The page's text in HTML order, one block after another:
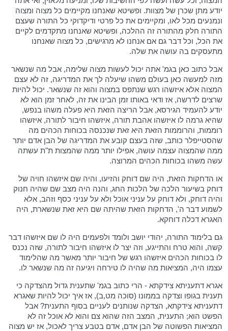
יודע מתן שכרן של מצוות. ופשיטא שאנחנו מקיימים כל מצוה ומצוה
ונמנעים מכל לאו, ומקיימים את כל פרטי ודיקדוקי כל התורה שעצם
התורה חלק מהתורה זה ההלכה, ופשיטא שאנחנו מתקדמים לקיים
את הכל, וכל דבר גם אם אנחנו לא מרגישים, כל מצוה שאנחנו
מתעסקים בה עושה את שלה.
אבל כתוב כאן בגמ' אתה יכול לעשות מצוה שלימה, אבל מה שנשאר
מזה למעשה כאן בעולם משהו שיעלה לך את המדריגה, זה לא עצם
המצוה אלא איזשהו רגש שנתפס במצוה והוא זה שנשאר. יכול להיות
שרצים לדרשה, אז ודאי באותו זמן הבינו את זה, לאחר זמן הוא לא
יודע להעמיד הגירסא, אבל הריצה הזאת היא פעלה משהו בנפש,
שהיא גרמה לו איזשהו אהבת תורה, איזשהו חיבור לתורה, איזשהו
רוממות, והרוממות הזאת היא זאת שנכנסה בכוחות הכהים מה
שהסטייפלר כותב, שזה בעצם קובע את המדריגה של הבן אדם יותר
ממה שהמצוה עצמה עושה, אפילו יותר ממה שהמצות ת"ת עשתה
עשה משהו בכוחות הכהים המרוצה.
או הדחקות הזאת, היה שם דוחק והזיעו, והיה שם איזשהו חויה של
דוחק בשיעור הלכה של הלכות החג, והנה היה מצב שם שהיה חנוק
והיה דוחק, ולא דוחק על עניני אוכל ולא על עניני כסף וזהב, אלא
לשמוע דבר ה', הדחקות הזאת שהיתה שם היא זאת שנשארת, היה
האגרא דכלה דוחקא.
גם בלימוד התורה, יהודי יושב ולומד ולפעמים היה לו שם איזשהו דבר
קשה, והוא טרח והתייגע, וזה יצר לו איזשהו חיבור לתורה, שזה נכנס
לו בכוחות הכהים איזשהו רגש של חיבור יותר מאשר מה שהלימוד
עצמו היה, המציאות מה שהיה לו טירחה ויגיעה זה מה שנשאר לו.
אגרא דתעניתא צידקתא - הרי כתוב בגמ' שתענית גדול מהצדקה כי
תענית בגופו וצדקה בממונו (סוכה מט,ב), אז איך יכול להיות שאגרא
דתעניתא צידקתא, הצדקה שנותנים לעניים בסוף התענית? אבל
הפשט הוא; התענית, המצב הזה שהוא צם והוא לא אוכל זה לא
המציאות הפשוטה של הבן אדם, אדם בטבע צריך לאכול, אז יש מצוה